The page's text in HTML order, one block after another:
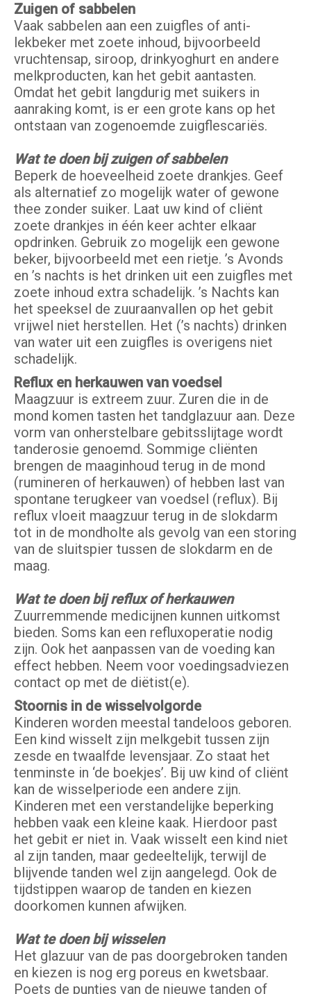
Zuigen of sabbelen
Vaak sabbelen aan een zuigfles of anti-
lekbeker met zoete inhoud, bijvoorbeeld
vruchtensap, siroop, drinkyoghurt en andere
melkproducten, kan het gebit aantasten.
Omdat het gebit langdurig met suikers in
aanraking komt, is er een grote kans op het
ontstaan van zogenoemde zuigflescariës.
Wat te doen bij zuigen of sabbelen
Beperk de hoeveelheid zoete drankjes. Geef
als alternatief zo mogelijk water of gewone
thee zonder suiker. Laat uw kind of cliënt
zoete drankjes in één keer achter elkaar
opdrinken. Gebruik zo mogelijk een gewone
beker, bijvoorbeeld met een rietje. ’s Avonds
en ’s nachts is het drinken uit een zuigfles met
zoete inhoud extra schadelijk. ’s Nachts kan
het speeksel de zuuraanvallen op het gebit
vrijwel niet herstellen. Het (’s nachts) drinken
van water uit een zuigfles is overigens niet
schadelijk.
Reflux en herkauwen van voedsel
Maagzuur is extreem zuur. Zuren die in de
mond komen tasten het tandglazuur aan. Deze
vorm van onherstelbare gebitsslijtage wordt
tanderosie genoemd. Sommige cliënten
brengen de maaginhoud terug in de mond
(rumineren of herkauwen) of hebben last van
spontane terugkeer van voedsel (reflux). Bij
reflux vloeit maagzuur terug in de slokdarm
tot in de mondholte als gevolg van een storing
van de sluitspier tussen de slokdarm en de
maag.
Wat te doen bij reflux of herkauwen
Zuurremmende medicijnen kunnen uitkomst
bieden. Soms kan een refluxoperatie nodig
zijn. Ook het aanpassen van de voeding kan
effect hebben. Neem voor voedingsadviezen
contact op met de diëtist(e).
Stoornis in de wisselvolgorde
Kinderen worden meestal tandeloos geboren.
Een kind wisselt zijn melkgebit tussen zijn
zesde en twaalfde levensjaar. Zo staat het
tenminste in ‘de boekjes’. Bij uw kind of cliënt
kan de wisselperiode een andere zijn.
Kinderen met een verstandelijke beperking
hebben vaak een kleine kaak. Hierdoor past
het gebit er niet in. Vaak wisselt een kind niet
al zijn tanden, maar gedeeltelijk, terwijl de
blijvende tanden wel zijn aangelegd. Ook de
tijdstippen waarop de tanden en kiezen
doorkomen kunnen afwijken.
Wat te doen bij wisselen
Het glazuur van de pas doorgebroken tanden
en kiezen is nog erg poreus en kwetsbaar.
Poets de puntjes van de nieuwe tanden of